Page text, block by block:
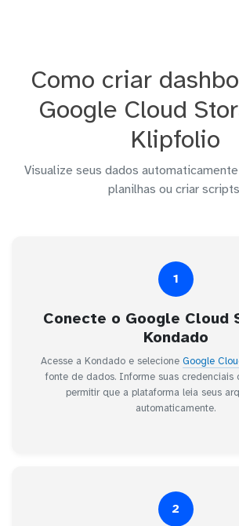
Como criar
Google Cloud
Klipfolio
Visualize seus dados
planilhas ou criar
1
Conecte o Google Cloud
Kondado
Acesse a Kondado e selecione Google
fonte de dados. Informe suas credenciais
permitir que a plataforma leia seus
automaticamente.
2